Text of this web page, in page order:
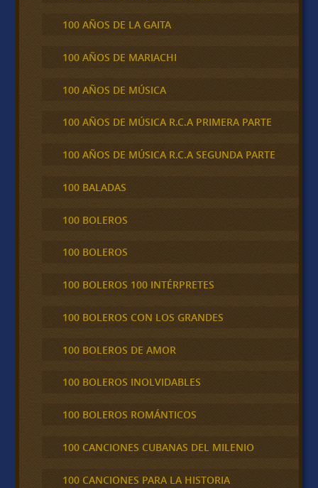
100 AÑOS DE LA GAITA
100 AÑOS DE MARIACHI
100 AÑOS DE MÚSICA
100 AÑOS DE MÚSICA R.C.A PRIMERA PARTE
100 AÑOS DE MÚSICA R.C.A SEGUNDA PARTE
100 BALADAS
100 BOLEROS
100 BOLEROS
100 BOLEROS 100 INTÉRPRETES
100 BOLEROS CON LOS GRANDES
100 BOLEROS DE AMOR
100 BOLEROS INOLVIDABLES
100 BOLEROS ROMÁNTICOS
100 CANCIONES CUBANAS DEL MILENIO
100 CANCIONES PARA LA HISTORIA